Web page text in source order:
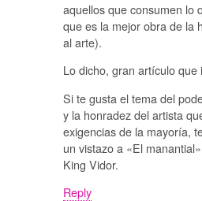
aquellos que consumen lo
que es la mejor obra de la
al arte).
Lo dicho, gran artículo
Si te gusta el tema del
y la honradez del artista
exigencias de la mayoría,
un vistazo a «El
King Vidor.
Reply